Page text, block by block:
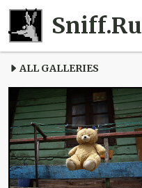
Sniff.Ru
ALL GALLERIES